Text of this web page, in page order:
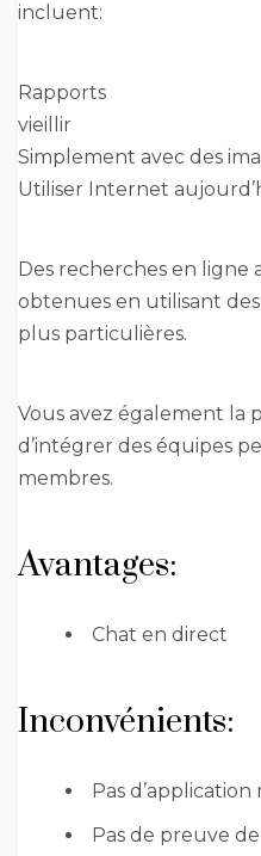
incluent:
Rapports
vieillir
Simplement avec des
Utiliser Internet
Des recherches en
obtenues en utilisant
plus particulières.
Vous avez également la
d’intégrer des équipes
membres.
Avantages:
Chat en direct
Inconvénients:
Pas d’application
Pas de preuve